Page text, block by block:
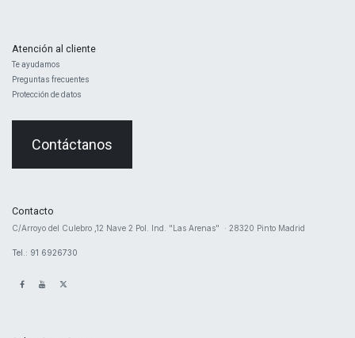
Atención al cliente
Te ayudamos
Preguntas frecuentes
Protección de datos
Contáctanos
Contacto
​C/Arroyo del Culebro ,12 Nave 2 ​Pol. Ind. "Las Arenas" · 28320 Pinto Madrid
Tel.: 91 6926730